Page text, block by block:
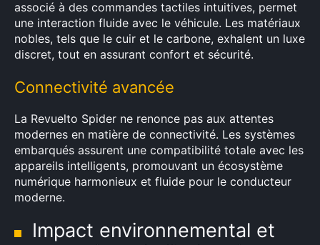
associé à des commandes tactiles intuitives, permet
une interaction fluide avec le véhicule. Les matériaux
nobles, tels que le cuir et le carbone, exhalent un luxe
discret, tout en assurant confort et sécurité.
Connectivité avancée
La Revuelto Spider ne renonce pas aux attentes
modernes en matière de connectivité. Les systèmes
embarqués assurent une compatibilité totale avec les
appareils intelligents, promouvant un écosystème
numérique harmonieux et fluide pour le conducteur
moderne.
Impact environnemental et
×
Rechercher
: